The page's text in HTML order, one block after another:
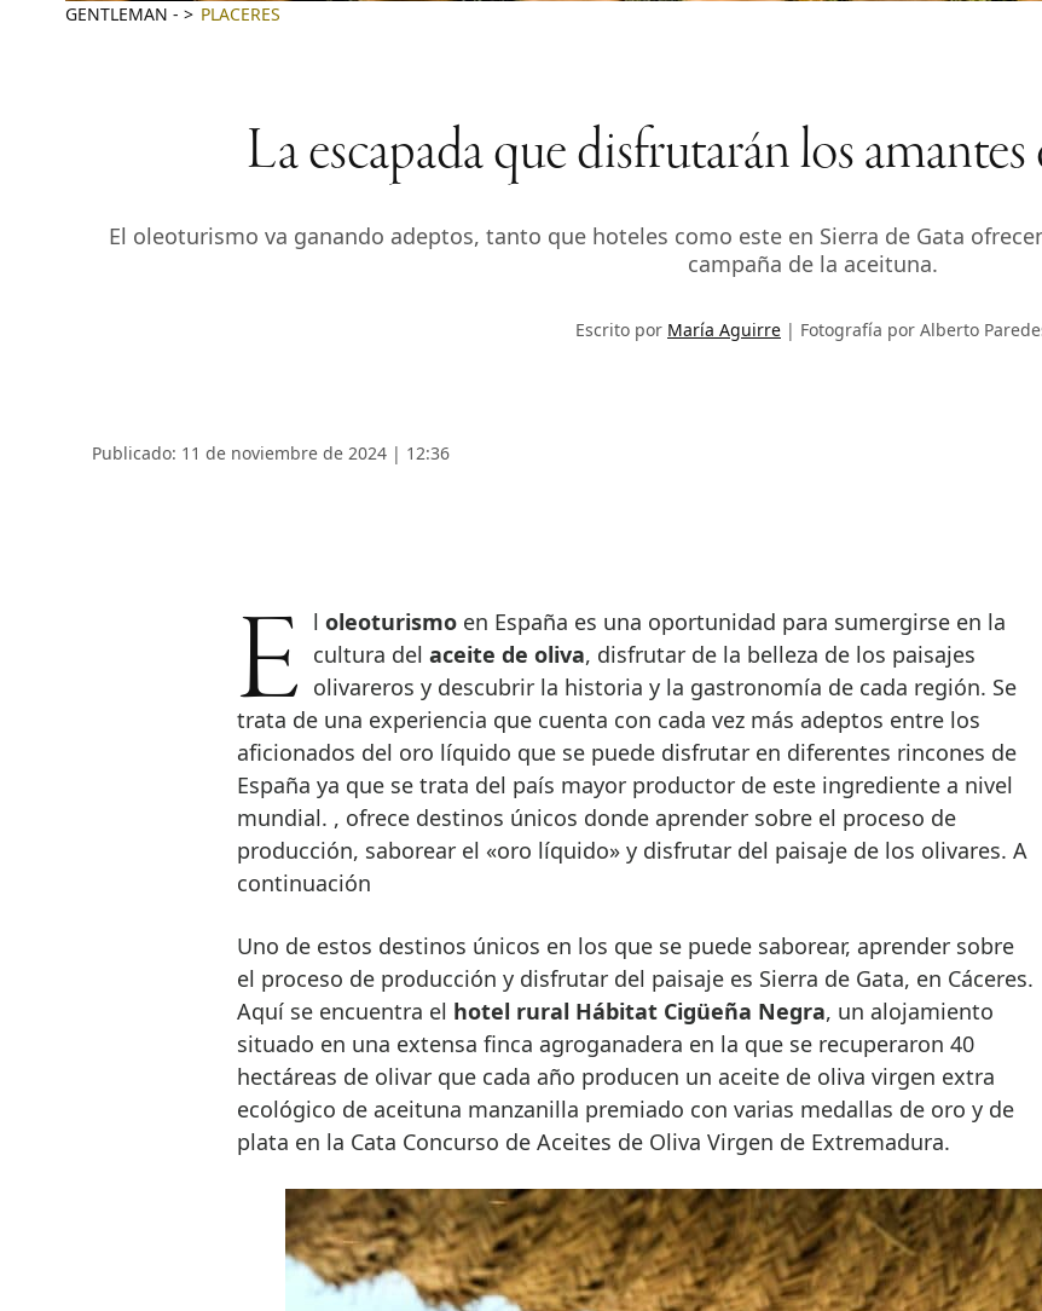
GENTLEMAN - PLACERES
La escapada que disfrutarán los
El oleoturismo va ganando adeptos, tanto que hoteles como este en Sierra de Gata
campaña de la aceituna.
Escrito por María Aguirre Fotografía por Alberto
Publicado: 11 de noviembre de 2024 | 12:36
El oleoturismoen España es una oportunidad para sumergirse en la
cultura del aceite de oliva, disfrutar de la belleza de los paisajes
olivareros y descubrir la historia y la gastronomía de cada región. Se
trata de una experiencia que cuenta con cada vez más adeptos entre los
aficionados del oro líquido que se puede disfrutar en diferentes rincones de
España ya que se trata del país mayor productor de este ingrediente a nivel
mundial. , ofrece destinos únicos donde aprender sobre el proceso de
producción, saborear el «oro líquido» y disfrutar del paisaje de los olivares. A
continuación
Uno de estos destinos únicos en los que se puede saborear, aprender sobre
el proceso de producción y disfrutar del paisaje es Sierra de Gata, en Cáceres.
Aquí se encuentra el hotel rural Hábitat Cigüeña Negra, un alojamiento
situado en una extensa finca agroganadera en la que se recuperaron 40
hectáreas de olivar que cada año producen un aceite de oliva virgen extra
ecológico de aceituna manzanilla premiado con varias medallas de oro y de
plata en la Cata Concurso de Aceites de Oliva Virgen de Extremadura.